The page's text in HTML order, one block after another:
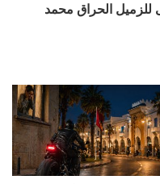
للزميل الحراق محمد